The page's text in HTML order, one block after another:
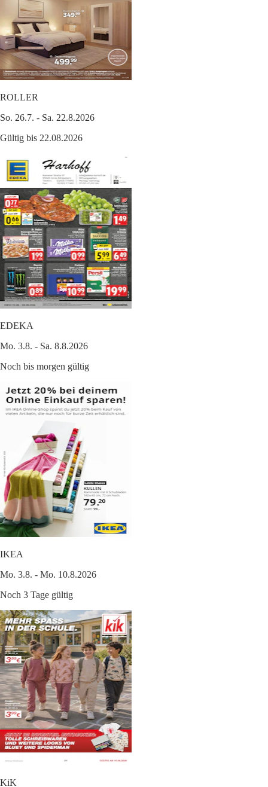
ROLLER
So. 26.7. - Sa. 22.8.2026
Gültig bis 22.08.2026
EDEKA
Mo. 3.8. - Sa. 8.8.2026
Noch bis morgen gültig
IKEA
Mo. 3.8. - Mo. 10.8.2026
Noch 3 Tage gültig
KiK